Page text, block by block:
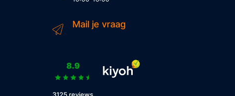
Mail je vraag
8.9
3125 reviews